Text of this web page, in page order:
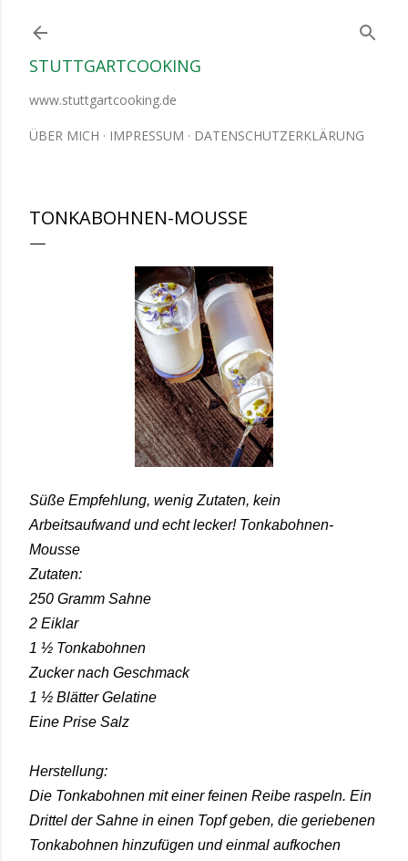
STUTTGARTCOOKING
www.stuttgartcooking.de
ÜBER MICH IMPRESSUM DATENSCHUTZERKLÄRUNG
TONKABOHNEN-MOUSSE
Süße Empfehlung, wenig Zutaten, kein
Arbeitsaufwand und echt lecker! Tonkabohnen-
Mousse
Zutaten:
250 Gramm Sahne
2 Eiklar
1 ½ Tonkabohnen
Zucker nach Geschmack
1 ½ Blätter Gelatine
Eine Prise Salz
Herstellung:
Die Tonkabohnen mit einer feinen Reibe raspeln. Ein
Drittel der Sahne in einen Topf geben, die geriebenen
Tonkabohnen hinzufügen und einmal aufkochen